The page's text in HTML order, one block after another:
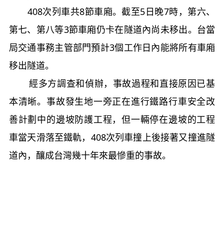
408次列車共8節車廂。截至5日晚7時，第六、
第七、第八等3節車廂仍卡在隧道內尚未移出。台當
局交通事務主管部門預計3個工作日內能將所有車廂
移出隧道。
經多方調查和偵辦，事故過程和直接原因已基
本清晰。事故發生地一旁正在進行鐵路行車安全改
善計劃中的邊坡防護工程，但一輛停在邊坡的工程
車當天滑落至鐵軌，408次列車撞上後接著又撞進隧
道內，釀成台灣幾十年來最慘重的事故。